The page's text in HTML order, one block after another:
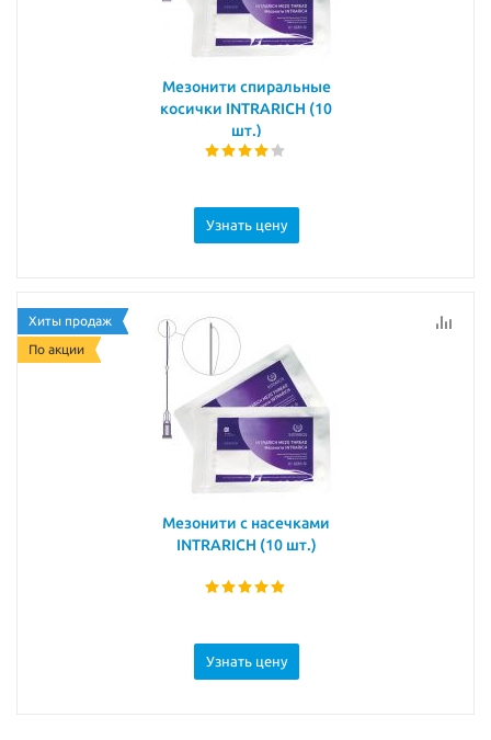
Мезонити спиральные
косички INTRARICH (10
шт.)
Узнать цену
Хиты продаж
По акции
Мезонити с насечками
INTRARICH (10 шт.)
Узнать цену